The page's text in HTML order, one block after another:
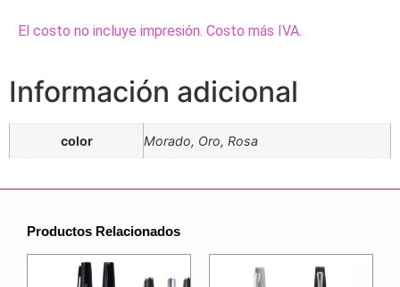
El costo no incluye impresión. Costo más IVA.
Información adicional
color Morado, Oro, Rosa
Productos Relacionados